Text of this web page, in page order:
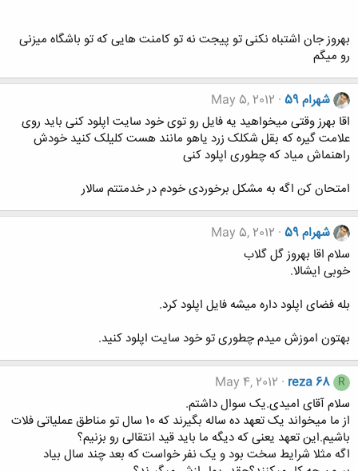
بهروز جان اشتباه نکنی تو پیجت نه تو کامنت هایی که تو باشگاه میزنی
رو میگم
شهرام 59
May 5, 2012
اقا بهرز وقتی میخواهید یه فایل رو توی خود سایت اپلود کنی باید روی
علامت گیره که بقل شکلک زرد یاهو مانند هست کلیلک کنید خودش
راهنماش میاد که چطوری اپلود کنی
امتحان کن اگه به مشکل برخوردی خودم در خدمتتم سالار
شهرام 59
May 5, 2012
سلام اقا بهروز گل گلاب
خوبی ایشالا.
بله فضای اپلود داره میشه فایل اپلود کرد.
بهتون اموزش میدم چطوری تو خود سایت اپلود کنید.
R
reza 68
May 4, 2012
سلام آقای امیدی.یک سوال داشتم.
از ما میخواند یک تعهد ده ساله بگیرند که 10 سال تو مناطق عملیاتی فلات
باشیم.این تعهد یعنی که دیگه ما باید قید انتقالی رو بزنیم؟
اگه مثلا شرایط سخت بود و یک نفر خواست که بعد چند سال بیاد